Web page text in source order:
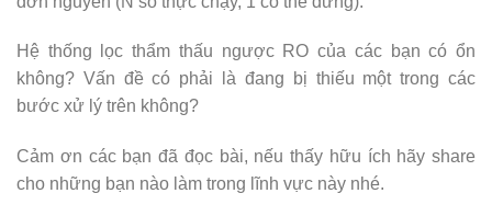
Hệ thống lọc thẩm thấu ngược RO của các bạn có ổn
không? Vấn đề có phải là đang bị thiếu một trong các
bước xử lý trên không?
Cảm ơn các bạn đã đọc bài, nếu thấy hữu ích hãy share
cho những bạn nào làm trong lĩnh vực này nhé.